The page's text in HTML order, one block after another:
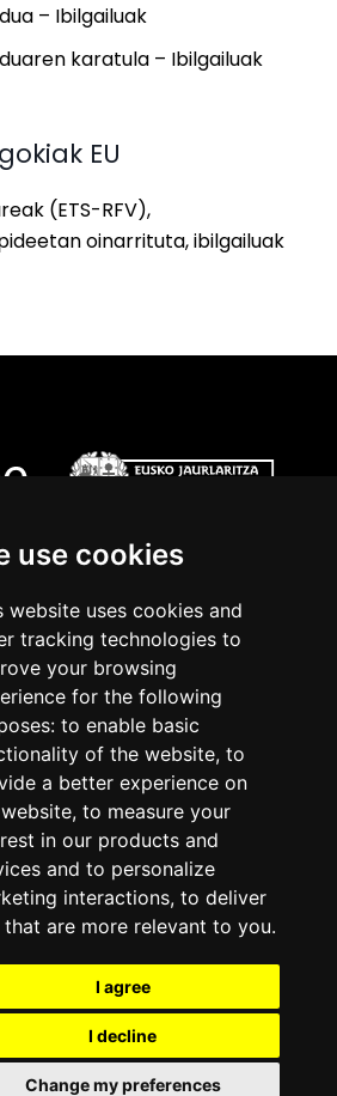
use cookies
website uses cookies and
tracking technologies to
your browsing
for the following
to enable basic
of the website, to
a better experience on
, to measure your
in our products and
and to personalize
interactions, to deliver
that are more relevant to you.
I agree
I decline
Change my preferences
– Ibilgailuak
karatula – Ibilgailuak
EU
(ETS-RFV),
oinarrituta, ibilgailuak
egoteko
JARRI
solairua, 48011 Bilbo